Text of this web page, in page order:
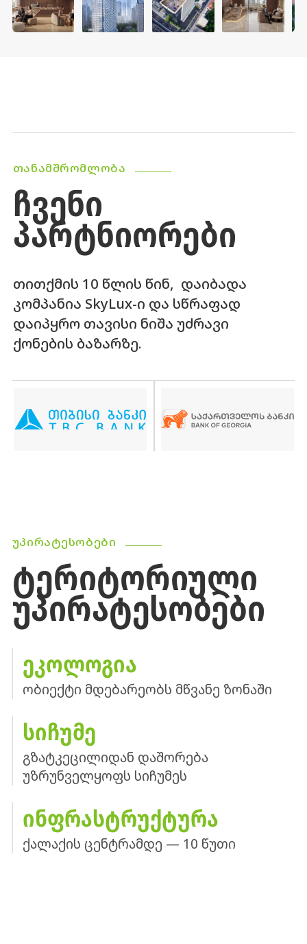
ᲗᲐᲜᲐᲛᲨᲠᲝᲛᲚᲝᲑᲐ
ᲩᲕᲔᲜᲘ
ᲞᲐᲠᲢᲜᲘᲝᲠᲔᲑᲘ
თითქმის 10 წლის წინ, დაიბადა
კომპანია SkyLux-ი და სწრაფად
დაიპყრო თავისი ნიშა უძრავი
ქონების ბაზარზე.
ᲣᲞᲘᲠᲐᲢᲔᲡᲝᲑᲔᲑᲘ
ᲢᲔᲠᲘᲢᲝᲠᲘᲣᲚᲘ
ᲣᲞᲘᲠᲐᲢᲔᲡᲝᲑᲔᲑᲘ
ᲔᲙᲝᲚᲝᲒᲘᲐ
ობიექტი მდებარეობს მწვანე ზონაში
ᲡᲘᲩᲣᲛᲔ
გზატკეცილიდან დაშორება
უზრუნველყოფს სიჩუმეს
ᲘᲜᲤᲠᲐᲡᲢᲠᲣᲥᲢᲣᲠᲐ
ქალაქის ცენტრამდე — 10 წუთი